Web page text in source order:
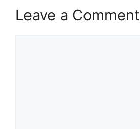
Leave a Comment